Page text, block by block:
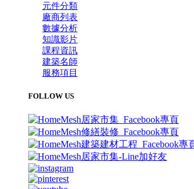
元件分類
廠商列表
數據分析
知識影片
課程資訊
建築名師
服務項目
FOLLOW US